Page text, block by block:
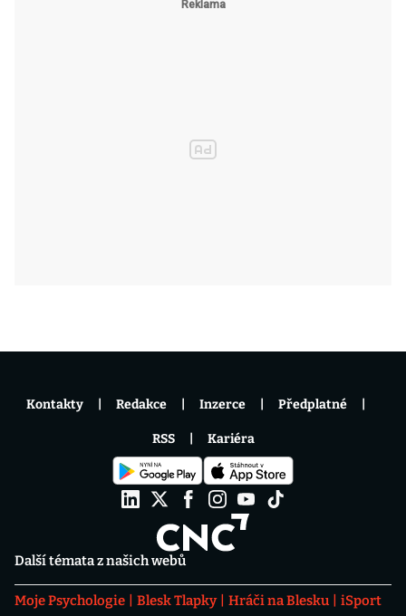
Další témata z našich webů
Moje Psychologie Blesk Tlapky Hráči na Blesku
iSport
Kontakty Redakce Inzerce Předplatné
RSS Kariéra